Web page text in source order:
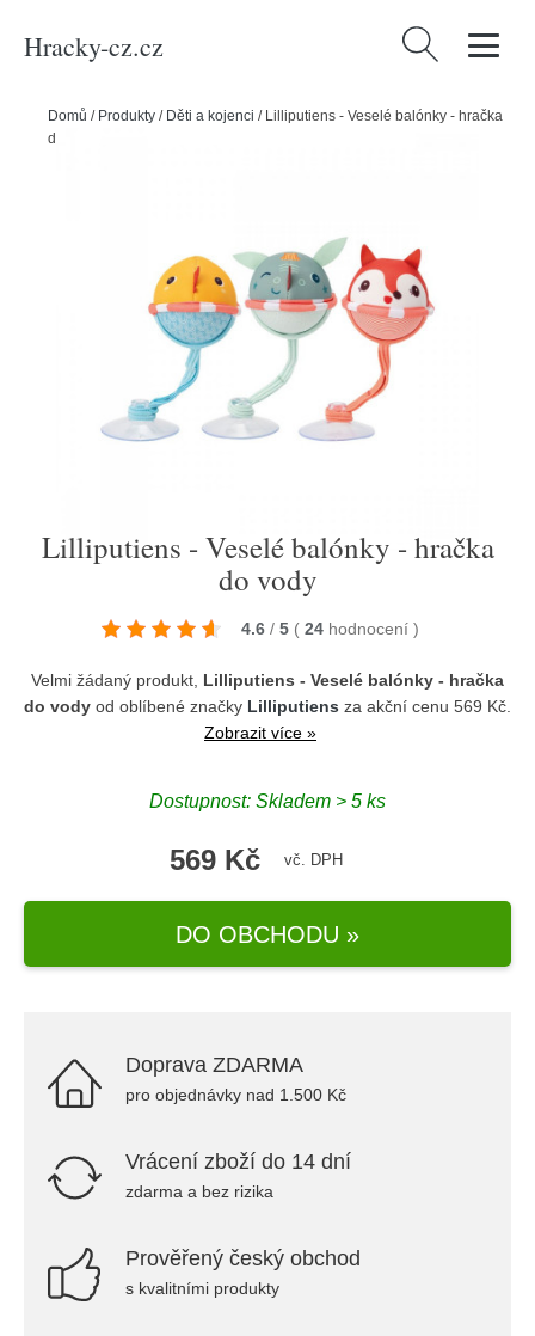
Hracky-cz.cz Vyhledávání
Domů / Produkty / Děti a kojenci / Lilliputiens - Veselé balónky - hračka
do vody
Lilliputiens - Veselé balónky - hračka
do vody
4.6 / 5 ( 24 hodnocení )
Velmi žádaný produkt, Lilliputiens - Veselé balónky - hračka
do vody od oblíbené značky Lilliputiens za akční cenu 569 Kč.
Zobrazit více »
Dostupnost: Skladem > 5 ks
569 Kč vč. DPH
DO OBCHODU »
Doprava ZDARMA
pro objednávky nad 1.500 Kč
Vrácení zboží do 14 dní
zdarma a bez rizika
Prověřený český obchod
s kvalitními produkty